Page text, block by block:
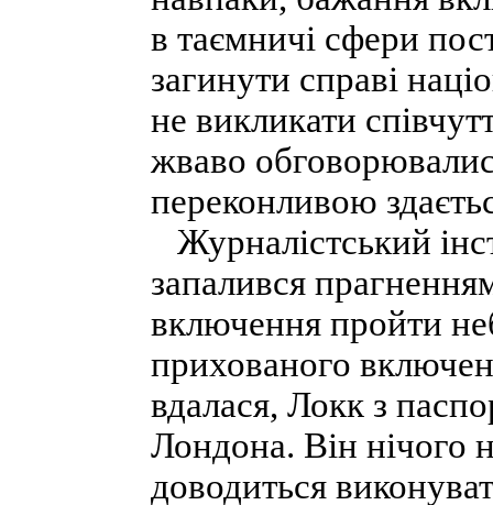
в таємничі сфери
загинути справі
не викликати
жваво
переконливою
Журналістський
запалився
включення пройти
прихованого
вдалася, Локк з
Лондона. Він нічого
доводиться